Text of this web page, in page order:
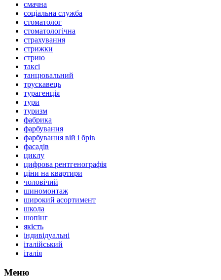
смачна
соціальна служба
стоматолог
стоматологічна
страхування
стрижки
стрию
таксі
танцювальний
трускавець
турагенція
тури
туризм
фабрика
фарбування
фарбування вій і брів
фасадів
циклу
цифрова рентгенографія
ціни на квартири
чоловічий
шиномонтаж
широкий асортимент
школа
шопінг
якість
індивідуальні
італійський
італія
Меню